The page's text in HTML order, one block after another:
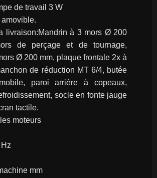
de travail 3 W
livraison:Mandrin à 3 mors Ø 200
de perçage et de tournage,
Ø 200 mm, plaque frontale 2x à
de réduction MT 6/4, butée
paroi arrière à copeaux,
socle en fonte jauge
tactile.
moteurs
mm